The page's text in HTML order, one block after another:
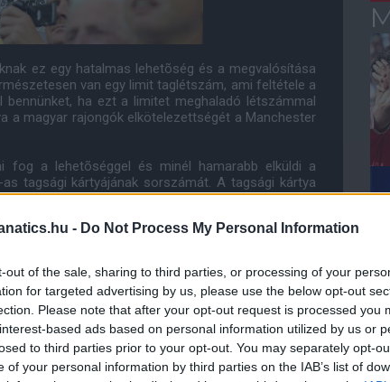
- Do Not Process My Personal Information
out of the sale, sharing to third parties, or processing of your
for targeted advertising by us, please use the below opt-out
Please note that after your opt-out request is processed you
based ads based on personal information utilized by us or
to third parties prior to your opt-out. You may separately opt-
of your personal information by third parties on the IAB’s list of
ez egy hatalmas lehetõség és a megvalósítása
van egy limit taglétszám, ami feltétele a
ha ezt a limitet meghaladó létszámmal
a magyar rajongók elkötelezettségét a Manchester
fog a lehetõséggel és minél hamarabb elküldi a
tagsági kártyájának sorszámát. A tagsági kártya
visszanyerheti szerkesztõségünk jóvoltából.
minden információt megtalálhatjátokITT .
és azoknak is, akik a jövõben élnek
a magyar rajongóknak, és már a United
köszönthetünk Benneteket!
csak abból állna, hogy kiváltottuk a tagságikat, a
a klubbal és egymással, így közös programok